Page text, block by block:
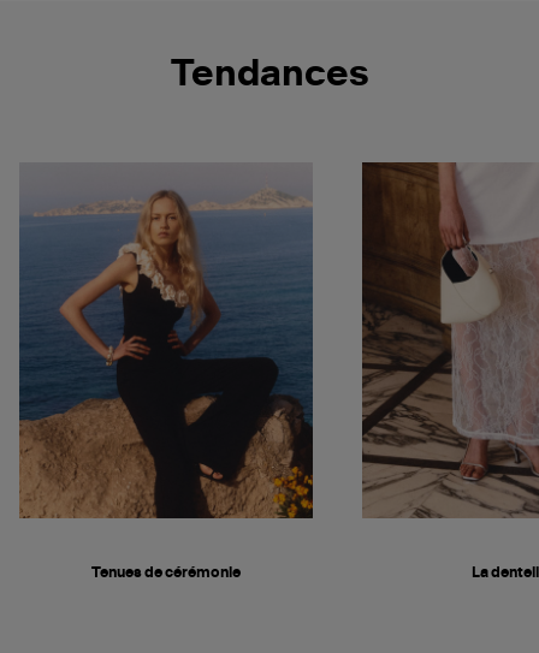
Tendances
Tenues de cérémonie La